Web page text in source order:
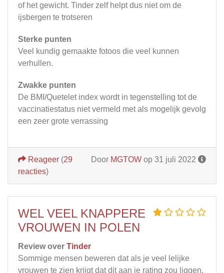
of het gewicht. Tinder zelf helpt dus niet om de
ijsbergen te trotseren
Sterke punten
Veel kundig gemaakte fotoos die veel kunnen
verhullen.
Zwakke punten
De BMI/Quetelet index wordt in tegenstelling tot de
vaccinatiestatus niet vermeld met als mogelijk gevolg
een zeer grote verrassing
Door MGTOW op 31 juli 2022
Reageer (29
reacties)
WEL VEEL KNAPPERE
VROUWEN IN POLEN
Review over Tinder
Sommige mensen beweren dat als je veel lelijke
vrouwen te zien krijgt dat dit aan je rating zou liggen.